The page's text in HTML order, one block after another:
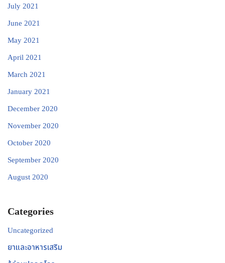
July 2021
June 2021
May 2021
April 2021
March 2021
January 2021
December 2020
November 2020
October 2020
September 2020
August 2020
Categories
Uncategorized
ยาและอาหารเสริม